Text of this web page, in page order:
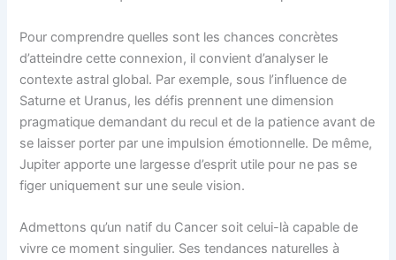
Pour comprendre quelles sont les chances concrètes
d’atteindre cette connexion, il convient d’analyser le
contexte astral global. Par exemple, sous lʼinfluence de
Saturne et Uranus, les défis prennent une dimension
pragmatique demandant du recul et de la patience avant de
se laisser porter par une impulsion émotionnelle. De même,
Jupiter apporte une largesse d’esprit utile pour ne pas se
figer uniquement sur une seule vision.
Admettons qu’un natif du Cancer soit celui-là capable de
vivre ce moment singulier. Ses tendances naturelles à